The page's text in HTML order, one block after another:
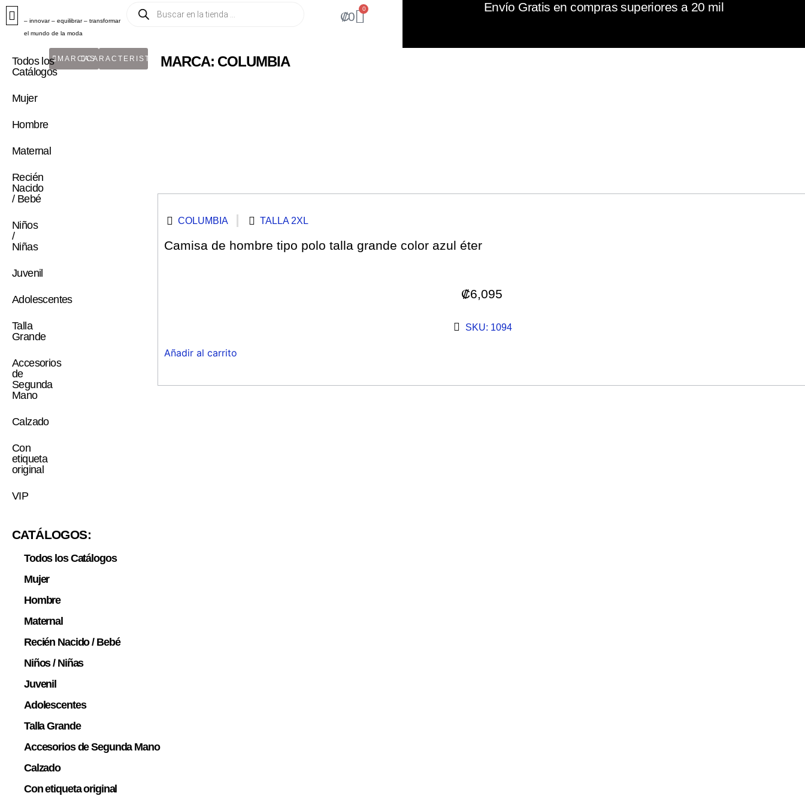
– innovar – equilibrar – transformar
el mundo de la moda
₡0
0 Envío Gratis en compras superiores a 20 mil
Todos los
Catálogos
Mujer
Hombre
Maternal
Recién
Nacido
/ Bebé
Niños
/
Niñas
Juvenil
Adolescentes
Talla
Grande
Accesorios
de
Segunda
Mano
Calzado
Con
etiqueta
original
VIP
MARCASCARACTERISTICAMARCA: COLUMBIA
COLUMBIA TALLA 2XL
Camisa de hombre tipo polo talla grande color azul éter
₡6,095
SKU: 1094
Añadir al carrito
CATÁLOGOS:
Todos los Catálogos
Mujer
Hombre
Maternal
Recién Nacido / Bebé
Niños / Niñas
Juvenil
Adolescentes
Talla Grande
Accesorios de Segunda Mano
Calzado
Con etiqueta original